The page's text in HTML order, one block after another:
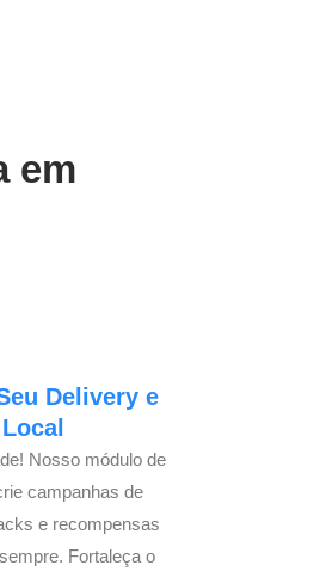
em
Delivery e
Nosso módulo de
campanhas de
e recompensas
Fortaleça o